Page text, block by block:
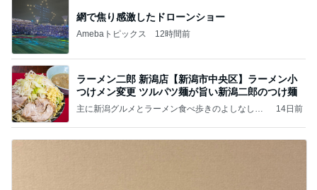
網で焦り感激したドローンショー
Amebaトピックス 12時間前
ラーメン二郎 新潟店【新潟市中央区】ラーメン小
つけメン変更 ツルパツ麺が旨い新潟二郎のつけ麺
主に新潟グルメとラーメン食べ歩きのよしなしご
14日前